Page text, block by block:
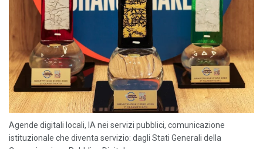
Agende digitali locali, IA nei servizi pubblici, comunicazione
istituzionale che diventa servizio: dagli Stati Generali della